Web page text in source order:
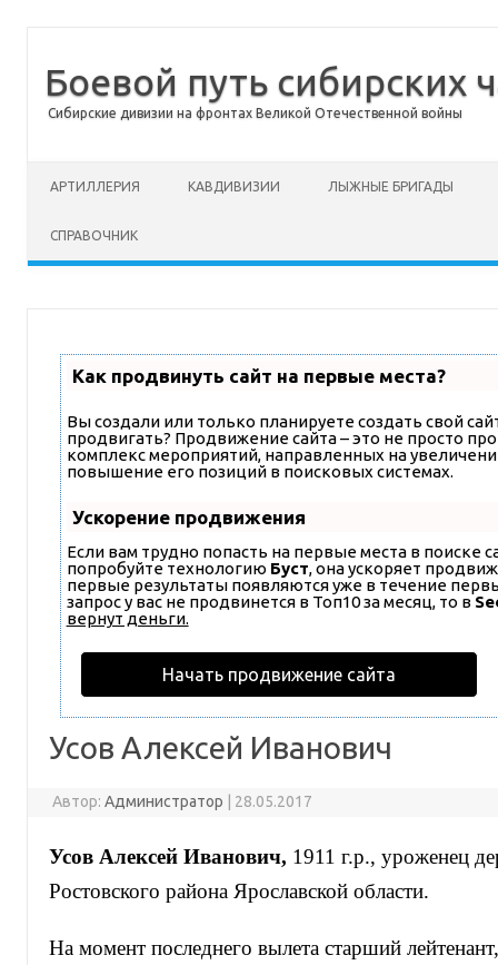
Боевой путь сибирских
Сибирские дивизии на фронтах Великой Отечественной войны
АРТИЛЛЕРИЯ КАВДИВИЗИИ ЛЫЖНЫЕ БРИГАДЫ
СПРАВОЧНИК
Как продвинуть сайт на первые места?
Вы создали или только планируете создать свой
продвигать? Продвижение сайта – это не просто
комплекс мероприятий, направленных на
повышение его позиций в поисковых системах.
Ускорение продвижения
Если вам трудно попасть на первые места в поиске
попробуйте технологию Буст, она ускоряет
первые результаты появляются уже в течение
запрос у вас не продвинется в Топ10 за месяц, то в
вернут деньги.
Начать продвижение сайта
Усов Алексей Иванович
Автор:Администратор 28.05.2017
Усов Алексей Иванович, 1911 г.р., уроженец
Ростовского района Ярославской области.
На момент последнего вылета старший